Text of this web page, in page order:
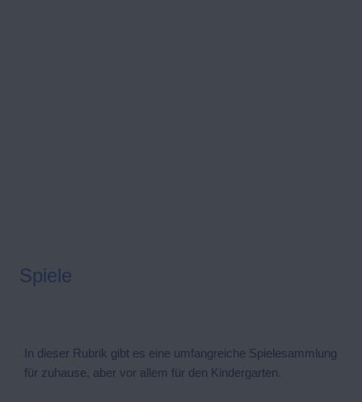
Spiele
In dieser Rubrik gibt es eine umfangreiche Spielesammlung
für zuhause, aber vor allem für den Kindergarten.